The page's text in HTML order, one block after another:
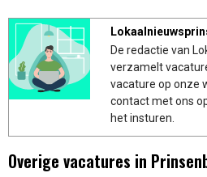
De redactie van
verzamelt
vacature op onze
contact met ons
het insturen.
Overige vacatures in